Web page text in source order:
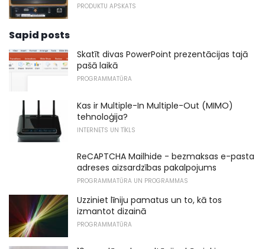
PRODUKTU APSKATS
Sapid posts
Skatīt divas PowerPoint prezentācijas tajā
pašā laikā
PROGRAMMATŪRA
Kas ir Multiple-In Multiple-Out (MIMO)
tehnoloģija?
INTERNETS UN TĪKLS
ReCAPTCHA Mailhide - bezmaksas e-pasta
adreses aizsardzības pakalpojums
PROGRAMMATŪRA UN PROGRAMMAS
Uzziniet līniju pamatus un to, kā tos
izmantot dizainā
PROGRAMMATŪRA